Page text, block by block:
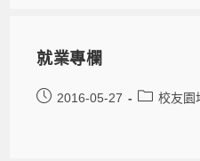
就業專欄
2016-05-27 校友園